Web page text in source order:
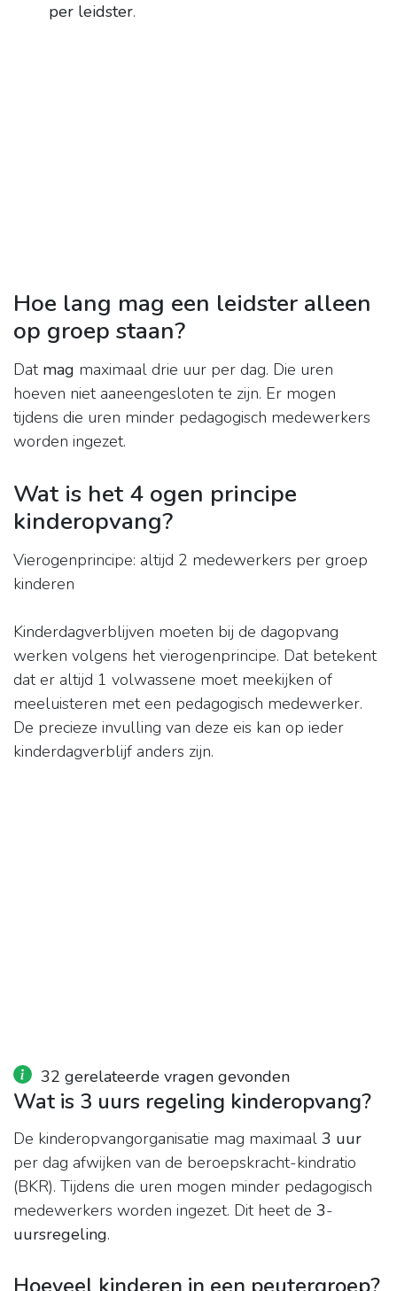
per leidster.
Hoe lang mag een leidster alleen
op groep staan?
Dat mag maximaal drie uur per dag. Die uren
hoeven niet aaneengesloten te zijn. Er mogen
tijdens die uren minder pedagogisch medewerkers
worden ingezet.
Wat is het 4 ogen principe
kinderopvang?
Vierogenprincipe: altijd 2 medewerkers per groep
kinderen
Kinderdagverblijven moeten bij de dagopvang
werken volgens het vierogenprincipe. Dat betekent
dat er altijd 1 volwassene moet meekijken of
meeluisteren met een pedagogisch medewerker.
De precieze invulling van deze eis kan op ieder
kinderdagverblijf anders zijn.
32 gerelateerde vragen gevonden
Wat is 3 uurs regeling kinderopvang?
De kinderopvangorganisatie mag maximaal 3 uur
per dag afwijken van de beroepskracht-kindratio
(BKR). Tijdens die uren mogen minder pedagogisch
medewerkers worden ingezet. Dit heet de 3-
uursregeling.